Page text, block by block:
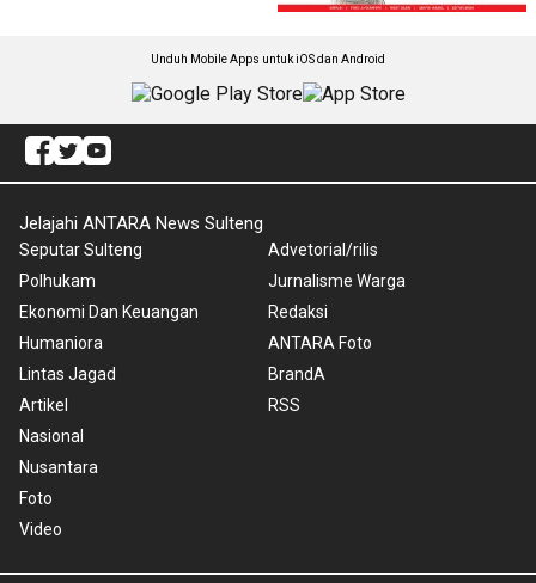
Unduh Mobile Apps untuk iOS dan Android
Jelajahi ANTARA News Sulteng
Seputar Sulteng
Polhukam
Ekonomi Dan Keuangan
Humaniora
Lintas Jagad
Artikel
Nasional
Nusantara
Foto
Video
Advetorial/rilis
Jurnalisme Warga
Redaksi
ANTARA Foto
BrandA
RSS